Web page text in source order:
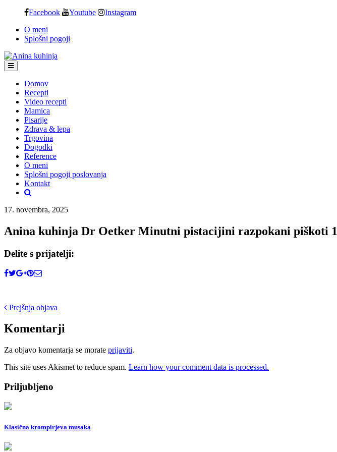
content
Facebook Youtube Instagram
O meni
Splošni pogoji
Domov
Recepti
Video recepti
Mamica
Pisarije
Zdrava & lepa
Trgovina
Dogodki
Reference
O meni
Splošni pogoji poslovanja
Kontakt
17. novembra, 2025
Anina kuhinja Dr Oetker Minutni pistacijini razpokani piškoti 1
Delite s prijatelji:
Post
navigation
Prejšnja objava
Komentarji
Za objavo komentarja se morate prijaviti.
This site uses Akismet to reduce spam. Learn how your comment data is processed.
Priljubljeno
Klasična krompirjeva musaka